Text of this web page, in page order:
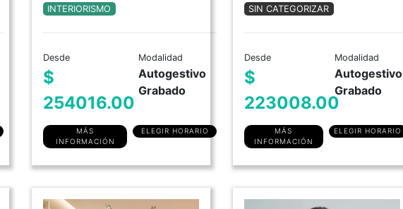
INTERIORISMO
Desde
$
254016.00
Modalidad
Autogestivo
Grabado
MÁS
INFORMACIÓN
ELEGIR HORARIO
SIN CATEGORIZAR
Desde
$
223008.00
Modalidad
Autogestivo
Grabado
MÁS
INFORMACIÓN
ELEGIR HORARIO